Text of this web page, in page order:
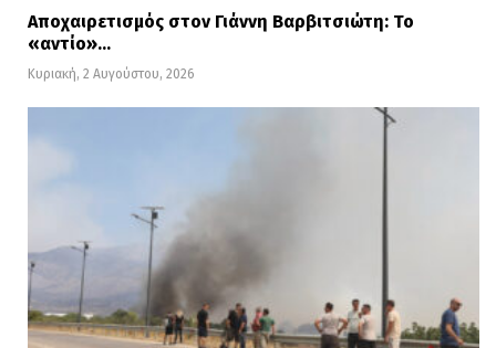
Αποχαιρετισμός στον Γιάννη Βαρβιτσιώτη: Το
«αντίο»…
Κυριακή, 2 Αυγούστου, 2026